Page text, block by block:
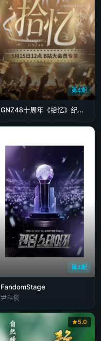
第4期
GNZ48十周年《拾忆》纪念片
第4期
FandomStage
尹斗俊
5.0